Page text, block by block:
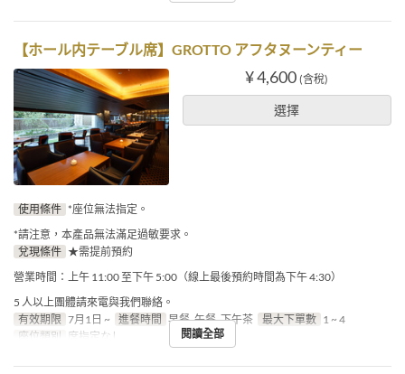
【ホール内テーブル席】GROTTO アフタヌーンティー
¥ 4,600 (含稅)
選擇
使用條件 *座位無法指定。
*請注意，本產品無法滿足過敏要求。
兌現條件 ★需提前預約
營業時間：上午 11:00 至下午 5:00（線上最後預約時間為下午 4:30）
5 人以上團體請來電與我們聯絡。
有效期限 7月1日 ~ 進餐時間 早餐, 午餐, 下午茶 最大下單數 1 ~ 4
座位類別
席指定なし 閱讀全部